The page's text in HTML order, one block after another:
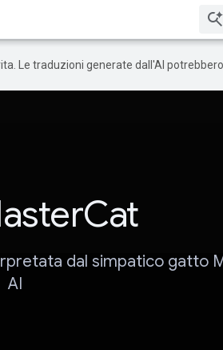
Le traduzioni generate dall'AI
dal simpatico gatto
AI